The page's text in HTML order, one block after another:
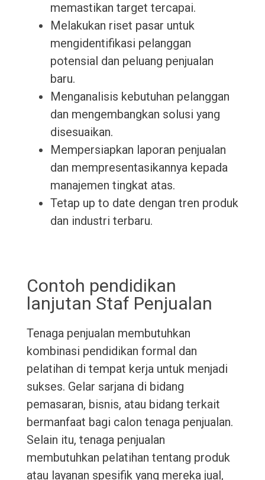
memastikan target tercapai.
Melakukan riset pasar untuk
mengidentifikasi pelanggan
potensial dan peluang penjualan
baru.
Menganalisis kebutuhan pelanggan
dan mengembangkan solusi yang
disesuaikan.
Mempersiapkan laporan penjualan
dan mempresentasikannya kepada
manajemen tingkat atas.
Tetap up to date dengan tren produk
dan industri terbaru.
Contoh pendidikan
lanjutan Staf Penjualan
Tenaga penjualan membutuhkan
kombinasi pendidikan formal dan
pelatihan di tempat kerja untuk menjadi
sukses. Gelar sarjana di bidang
pemasaran, bisnis, atau bidang terkait
bermanfaat bagi calon tenaga penjualan.
Selain itu, tenaga penjualan
membutuhkan pelatihan tentang produk
atau layanan spesifik yang mereka jual,